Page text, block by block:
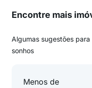
Encontre mais
Algumas sugestões
sonhos
Menos de